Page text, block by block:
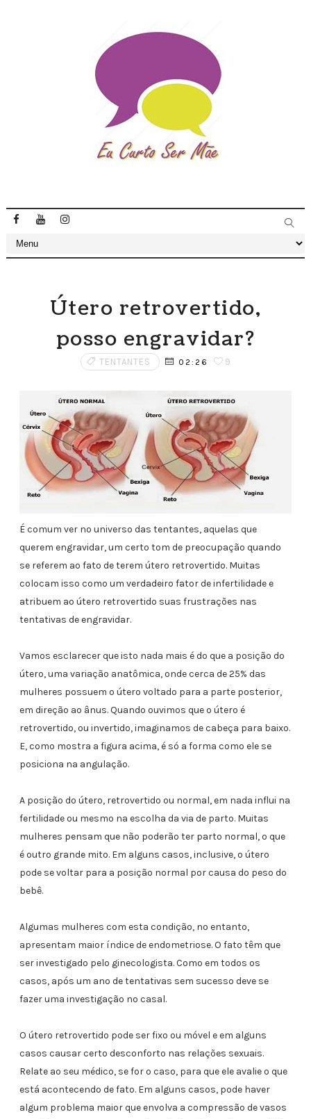
Útero retrovertido,
posso engravidar?
TENTANTES 02:26 9
É comum ver no universo das tentantes, aquelas que
querem engravidar, um certo tom de preocupação quando
se referem ao fato de terem útero retrovertido. Muitas
colocam isso como um verdadeiro fator de infertilidade e
atribuem ao útero retrovertido suas frustrações nas
tentativas de engravidar.
Vamos esclarecer que isto nada mais é do que a posição do
útero, uma variação anatômica, onde cerca de 25% das
mulheres possuem o útero voltado para a parte posterior,
em direção ao ânus. Quando ouvimos que o útero é
retrovertido, ou invertido, imaginamos de cabeça para baixo.
E, como mostra a figura acima, é só a forma como ele se
posiciona na angulação.
A posição do útero, retrovertido ou normal, em nada influi na
fertilidade ou mesmo na escolha da via de parto. Muitas
mulheres pensam que não poderão ter parto normal, o que
é outro grande mito. Em alguns casos, inclusive, o útero
pode se voltar para a posição normal por causa do peso do
bebê.
Algumas mulheres com esta condição, no entanto,
apresentam maior índice de endometriose. O fato têm que
ser investigado pelo ginecologista. Como em todos os
casos, após um ano de tentativas sem sucesso deve se
fazer uma investigação no casal.
O útero retrovertido pode ser fixo ou móvel e em alguns
casos causar certo desconforto nas relações sexuais.
Relate ao seu médico, se for o caso, para que ele avalie o que
está acontecendo de fato. Em alguns casos, pode haver
algum problema maior que envolva a compressão de vasos